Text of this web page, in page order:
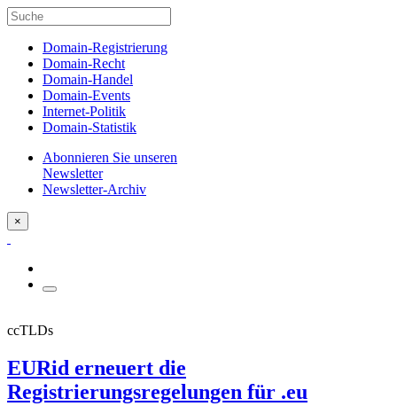
Domain-Registrierung
Domain-Recht
Domain-Handel
Domain-Events
Internet-Politik
Domain-Statistik
Abonnieren Sie unseren
Newsletter
Newsletter-Archiv
×
ccTLDs
EURid erneuert die
Registrierungsregelungen für .eu